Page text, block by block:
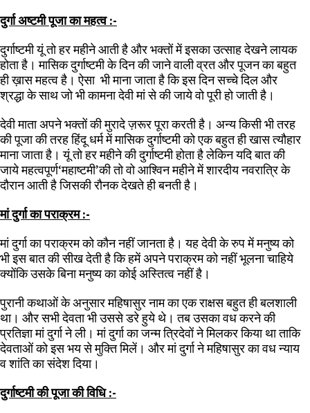
दुर्गा अष्टमी पूजा का महत्व :-
दुर्गाष्टमी यूं तो हर महीने आती है और भक्तों में इसका उत्साह देखने लायक
होता है। मासिक दुर्गाष्टमी के दिन की जाने वाली व्रत और पूजन का बहुत
ही ख़ास महत्व है। ऐसा भी माना जाता है कि इस दिन सच्चे दिल और
श्रद्धा के साथ जो भी कामना देवी मां से की जाये वो पूरी हो जाती है।
देवी माता अपने भक्तों की मुरादे ज़रूर पूरा करती है। अन्य किसी भी तरह
की पूजा की तरह हिंदू धर्म में मासिक दुर्गाष्टमी को एक बहुत ही खास त्यौहार
माना जाता है। यूं तो हर महीने की दुर्गाष्टमी होता है लेकिन यदि बात की
जाये महत्वपूर्ण‘महाष्टमी’की तो वो आश्विन महीने में शारदीय नवरात्रि के
दौरान आती है जिसकी रौनक देखते ही बनती है।
मां दुर्गा का पराक्रम :-
मां दुर्गा का पराक्रम को कौन नहीं जानता है। यह देवी के रुप में मनुष्य को
भी इस बात की सीख देती है कि हमें अपने पराक्रम को नहीं भूलना चाहिये
क्योंकि उसके बिना मनुष्य का कोई अस्तित्व नहीं है।
पुरानी कथाओं के अनुसार महिषासुर नाम का एक राक्षस बहुत ही बलशाली
था। और सभी देवता भी उससे डरे हुये थे। तब उसका वध करने की
प्रतिज्ञा मां दुर्गा ने ली। मां दुर्गा का जन्म त्रिदेवों ने मिलकर किया था ताकि
देवताओं को इस भय से मुक्ति मिलें। और मां दुर्गा ने महिषासुर का वध न्याय
व शांति का संदेश दिया।
दुर्गाष्टमी की पूजा की विधि :-